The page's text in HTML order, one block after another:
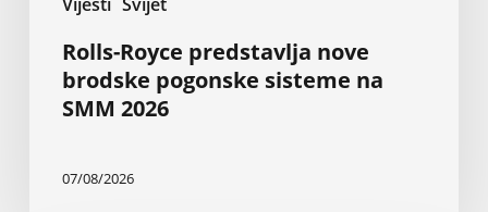
Rolls-Royce predstavlja nove
brodske pogonske sisteme na
SMM 2026
07/08/2026